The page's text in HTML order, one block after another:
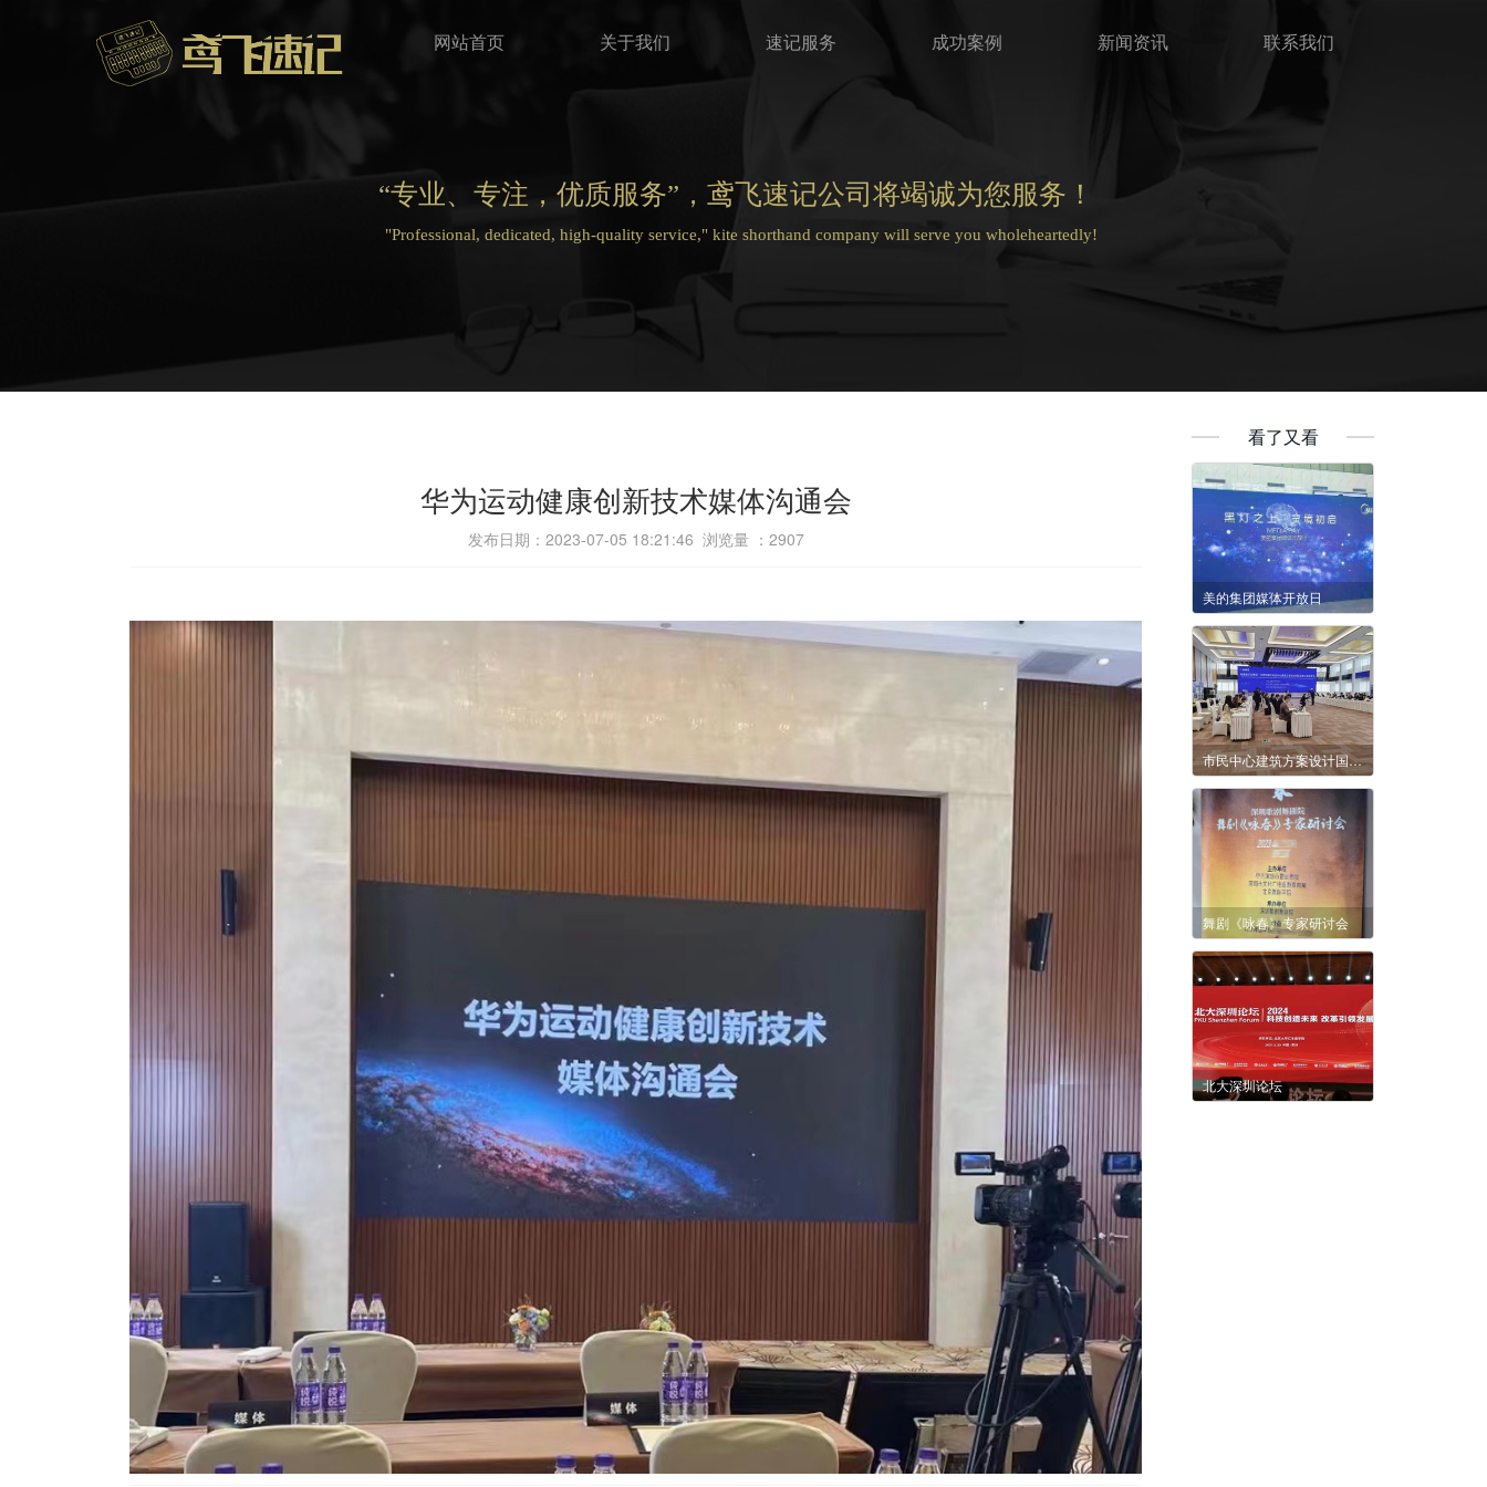
网站首页 关于我们 速记服务 成功案例 新闻资讯 联系我们
"Professional, dedicated, high-quality service," kite shorthand company will serve you wholeheartedly!
“专业、专注，优质服务”，鸢飞速记公司将竭诚为您服务！
华为运动健康创新技术媒体沟通会
发布日期：2023-07-05 18:21:46 浏览量 ： 2907
看了又看
美的集团媒体开放日
市民中心建筑方案设计国际竞赛方案评审会
舞剧《咏春》专家研讨会
北大深圳论坛